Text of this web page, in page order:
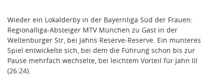
Wieder ein Lokalderby in der Bayernliga Süd der Frauen:
Regionalliga-Absteiger MTV München zu Gast in der
Weltenburger Str, bei Jahns Reserve-Reserve. Ein munteres
Spiel entwickelte sich, bei dem die Führung schon bis zur
Pause mehrfach wechselte, bei leichtem Vorteil für Jahn III
(26:24).